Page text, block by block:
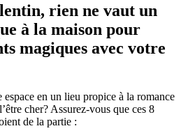
rien ne vaut un
à la maison pour
magiques avec votre
en un lieu propice à la romance
cher? Assurez-vous que ces 8
de la partie :